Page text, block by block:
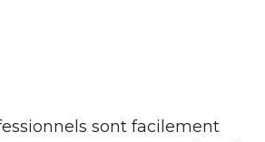
sont facilement